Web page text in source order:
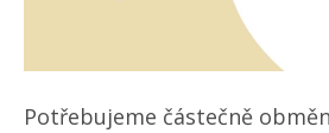
Potřebujeme částečně